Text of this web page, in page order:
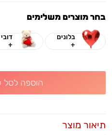
בחר מוצרים משלימים
בלונים
+
+
הוספה לסל
תיאור מוצר